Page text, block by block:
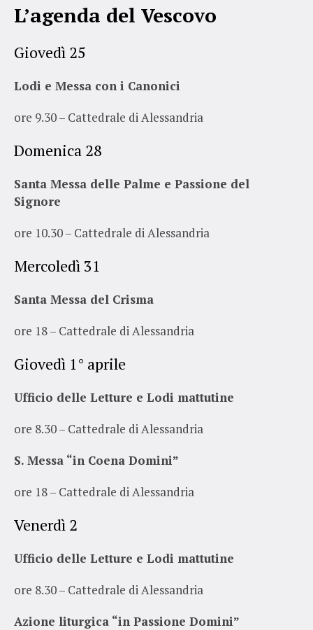
L’agenda del Vescovo
Giovedì 25
Lodi e Messa con i Canonici
ore 9.30 – Cattedrale di Alessandria
Domenica 28
Santa Messa delle Palme e Passione del
Signore
ore 10.30 – Cattedrale di Alessandria
Mercoledì 31
Santa Messa del Crisma
ore 18 – Cattedrale di Alessandria
Giovedì 1° aprile
Ufficio delle Letture e Lodi mattutine
ore 8.30 – Cattedrale di Alessandria
S. Messa “in Coena Domini”
ore 18 – Cattedrale di Alessandria
Venerdì 2
Ufficio delle Letture e Lodi mattutine
ore 8.30 – Cattedrale di Alessandria
Azione liturgica “in Passione Domini”